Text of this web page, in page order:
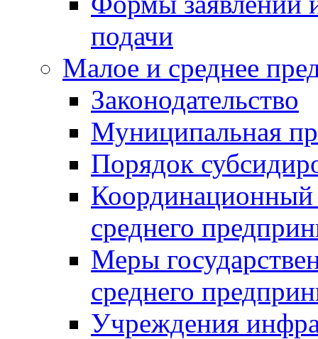
подачи
Малое и среднее
Законодательство
Муниципальная
Порядок
Координационный
среднего
Меры
среднего
Учреждения